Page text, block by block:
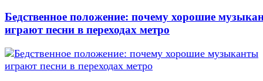
Бедственное положение: почему хорошие
играют песни в переходах метро